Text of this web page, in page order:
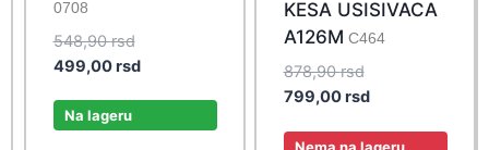
0708
548,90rsdOriginal
price
499,00rsdCurrent
Na lageru
KESA USISIVACA
A126M C464
878,90rsdOriginal
price
878,90 rsd.
799,00rsdCurrent
is:
Nema na lageru